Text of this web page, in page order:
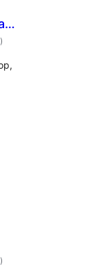
tổng
đánh
)
tổng
đánh
)